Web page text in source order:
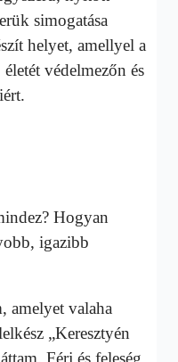
simogatása
helyet, amellyel a
védelmezőn és
Hogyan
igazibb
amelyet valaha
„Keresztyén
Férj és feleség